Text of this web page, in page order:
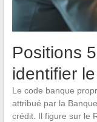
Positions
identifier
Le code banque
attribué par la
crédit. Il figure sur le